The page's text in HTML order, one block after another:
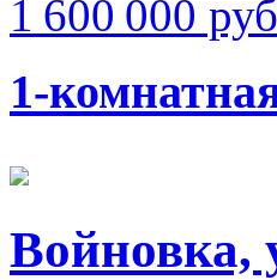
1 600 000
1-
Войновка,